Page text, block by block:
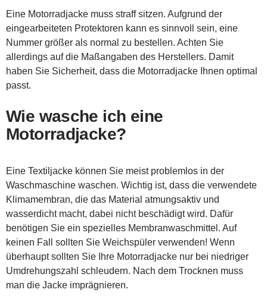
Eine Motorradjacke muss straff sitzen. Aufgrund der
eingearbeiteten Protektoren kann es sinnvoll sein, eine
Nummer größer als normal zu bestellen. Achten Sie
allerdings auf die Maßangaben des Herstellers. Damit
haben Sie Sicherheit, dass die Motorradjacke Ihnen optimal
passt.
Wie wasche ich eine
Motorradjacke?
Eine Textiljacke können Sie meist problemlos in der
Waschmaschine waschen. Wichtig ist, dass die verwendete
Klimamembran, die das Material atmungsaktiv und
wasserdicht macht, dabei nicht beschädigt wird. Dafür
benötigen Sie ein spezielles Membranwaschmittel. Auf
keinen Fall sollten Sie Weichspüler verwenden! Wenn
überhaupt sollten Sie Ihre Motorradjacke nur bei niedriger
Umdrehungszahl schleudern. Nach dem Trocknen muss
man die Jacke imprägnieren.